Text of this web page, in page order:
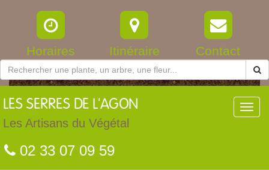
Horaires Itinéraire Contact
LES SERRES DE L'AGON
Les Artisans du Végétal
02 33 07 09 59